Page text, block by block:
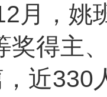
月，姚
奖得主
近330